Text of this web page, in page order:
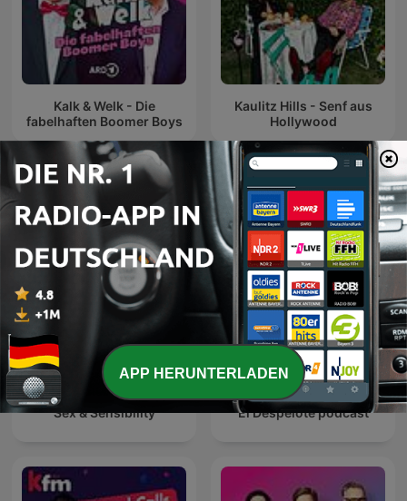
Kalk & Welk - Die
fabelhaften Boomer Boys
Kaulitz Hills - Senf aus
Hollywood
Internationale Komödien-Podcasts
Sex & Sensibility El Despelote podcast
APP HERUNTERLADEN